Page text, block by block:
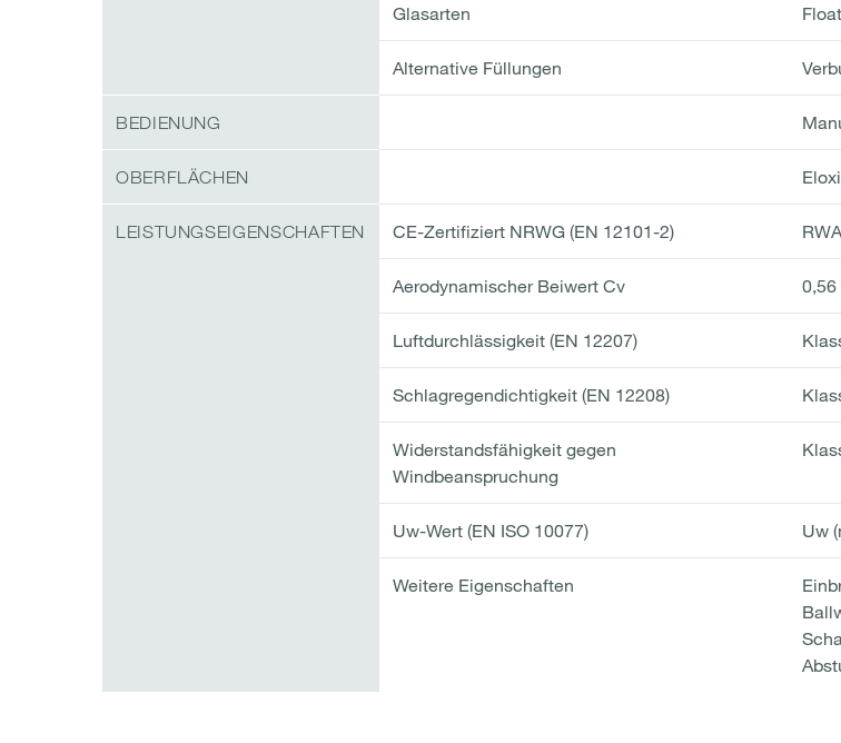
Glasarten
Alternative Füllungen
BEDIENUNG
OBERFLÄCHEN
LEISTUNGSEIGENSCHAFTEN CE-Zertifiziert NRWG (EN 12101-2) RWA
Aerodynamischer Beiwert Cv 0,56
Luftdurchlässigkeit (EN 12207)
Schlagregendichtigkeit (EN 12208)
Widerstandsfähigkeit gegen
Windbeanspruchung
Uw-Wert (EN ISO 10077) Uw
Weitere Eigenschaften